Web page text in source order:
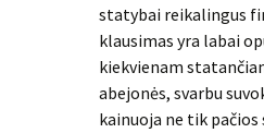
statybai reikalingus
klausimas yra labai
kiekvienam
abejonės, svarbu
kainuoja ne tik